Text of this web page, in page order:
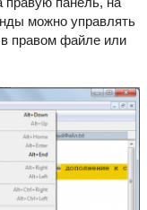
можно управлять
в правом файле или